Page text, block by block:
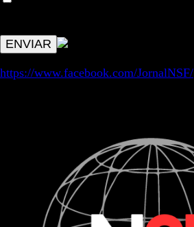
https://www.facebook.com/JornalNSF/